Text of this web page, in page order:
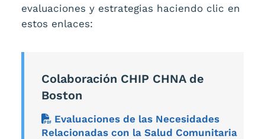
evaluaciones y estrategias haciendo clic en
estos enlaces:
Colaboración CHIP CHNA de
Boston
Evaluaciones de las Necesidades
Relacionadas con la Salud Comunitaria